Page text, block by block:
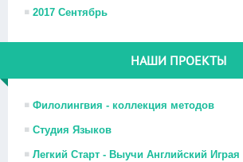
2017 Сентябрь
НАШИ ПРОЕКТЫ
Филолингвия - коллекция методов
Студия Языков
Легкий Старт - Выучи Английский Играя